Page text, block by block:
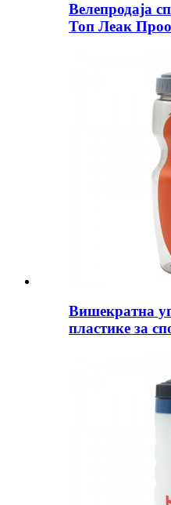
Велепродаја
Топ Леак
Вишекратна
пластике за